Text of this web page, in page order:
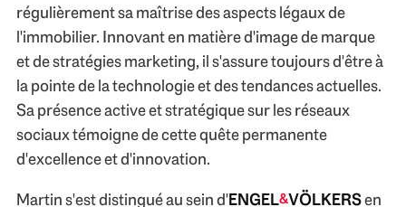
régulièrement sa maîtrise des aspects légaux de
l'immobilier. Innovant en matière d'image de marque
et de stratégies marketing, il s'assure toujours d'être à
la pointe de la technologie et des tendances actuelles.
Sa présence active et stratégique sur les réseaux
sociaux témoigne de cette quête permanente
d'excellence et d'innovation.
Martin s'est distingué au sein d'ENGEL&VÖLKERSen